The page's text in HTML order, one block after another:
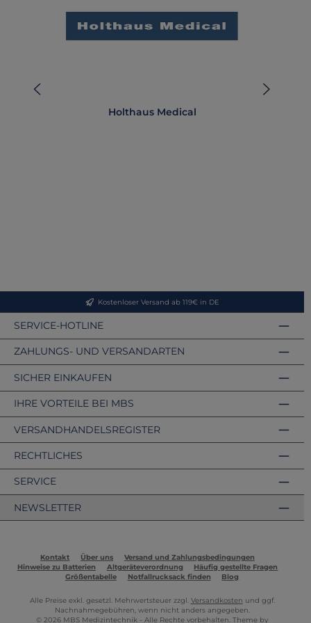
Holthaus Medical
Kostenloser Versand ab 119€ in DE
SERVICE-HOTLINE
ZAHLUNGS- UND VERSANDARTEN
VERSANDHANDELSREGISTER
SICHER EINKAUFEN
IHRE VORTEILE BEI MBS
RECHTLICHES
SERVICE
NEWSLETTER
Kontakt Über uns
Versand und Zahlungsbedingungen
Hinweise zu Batterien
Altgeräteverordnung
Häufig gestellte Fragen
Größentabelle
Notfallrucksack finden Blog
Alle Preise exkl. gesetzl. Mehrwertsteuer zzgl. Versandkosten und ggf.
Nachnahmegebühren, wenn nicht anders angegeben.
© 2026 MBS Medizintechnik - Alle Rechte vorbehalten. Theme by